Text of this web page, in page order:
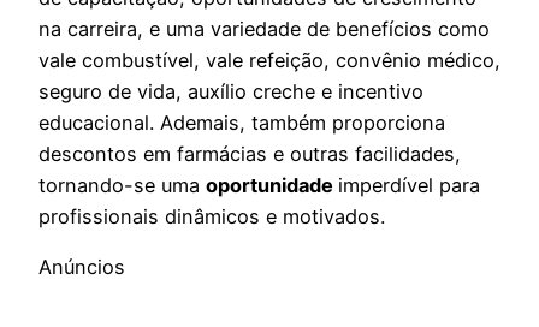
na carreira, e uma variedade de benefícios como
vale combustível, vale refeição, convênio médico,
seguro de vida, auxílio creche e incentivo
educacional. Ademais, também proporciona
descontos em farmácias e outras facilidades,
tornando-se uma oportunidade imperdível para
profissionais dinâmicos e motivados.
Anúncios